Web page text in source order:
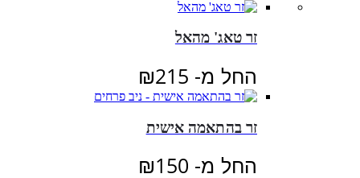
זר טאג' מהאל
החל מ- ₪215
זר בהתאמה אישית
החל מ- ₪150